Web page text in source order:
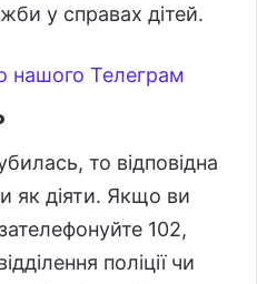
у справах дітей.
нашого Телеграм
то відповідна
як діяти. Якщо ви
102,
поліції чи